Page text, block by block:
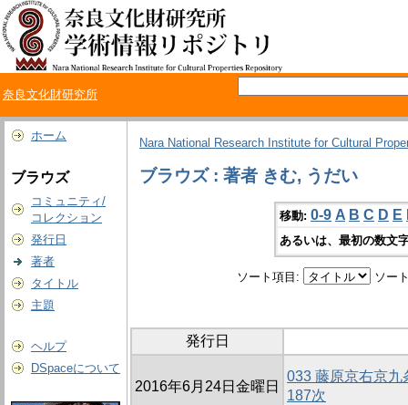
奈良文化財研究所
ホーム
ブラウズ
コミュニティ/
コレクション
発行日
著者
タイトル
主題
ヘルプ
DSpaceについて
Nara National Research Institute for Cultural
ブラウズ : 著者 きむ, うだい
移動: 0-9 A B C D E
あるいは、最初の数文
ソート項目: ソー
発行日
2016年6月24日金曜日
033 藤原京右京九
187次